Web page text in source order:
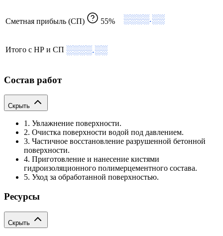
Сметная прибыль (СП) 55% ░░░░.░░
Итого с НР и СП ░░░░.░░
Состав работ
Скрыть
1. Увлажнение поверхности.
2. Очистка поверхности водой под давлением.
3. Частичное восстановление разрушенной бетонной
поверхности.
4. Приготовление и нанесение кистями
гидроизоляционного полимерцементного состава.
5. Уход за обработанной поверхностью.
Ресурсы
Скрыть